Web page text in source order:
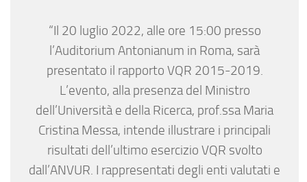
“Il 20 luglio 2022, alle ore 15:00 presso
l’Auditorium Antonianum in Roma, sarà
presentato il rapporto VQR 2015-2019.
L’evento, alla presenza del Ministro
dell’Università e della Ricerca, prof.ssa Maria
Cristina Messa, intende illustrare i principali
risultati dell’ultimo esercizio VQR svolto
dall’ANVUR. I rappresentati degli enti valutati e